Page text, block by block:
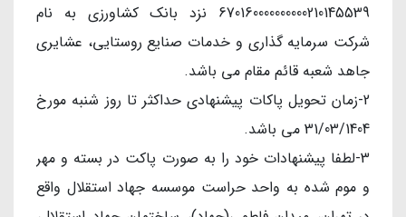
670160000000000210145539 نزد بانک کشاورزی به نام
شركت سرمایه گذاری و خدمات صنایع روستایی، عشایری
جاهد شعبه قائم مقام می باشد.
2-زمان تحویل پاکات پیشنهادی حداکثر تا روز شنبه مورخ
31/03/1404 می باشد.
3-لطفا پیشنهادات خود را به صورت پاکت در بسته و مهر
و موم شده به واحد حراست موسسه جهاد استقلال واقع